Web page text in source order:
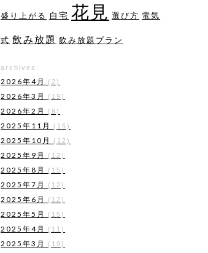
盛り上がる 自宅 花見 選び方 電気
式 飲み放題 飲み放題プラン
archives:
2026年4月 (2)
2026年3月 (19)
2026年2月 (9)
2025年11月 (15)
2025年10月 (12)
2025年9月 (12)
2025年8月 (15)
2025年7月 (12)
2025年6月 (12)
2025年5月 (15)
2025年4月 (11)
2025年3月 (19)